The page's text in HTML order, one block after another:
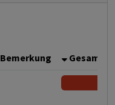
Bemerkung